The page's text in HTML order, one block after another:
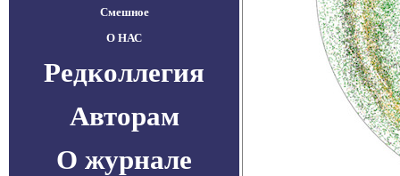
Смешное
О НАС
Редколлегия
Авторам
О журнале